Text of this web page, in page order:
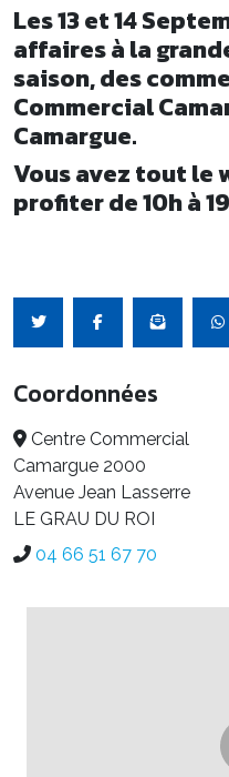
Les 13 et 14
affaires à la
saison, des
Commercial
Camargue.
Vous avez tout le
profiter de 10h à
Coordonnées
Centre Commercial
Camargue 2000
Avenue Jean Lasserre
LE GRAU DU ROI
04 66 51 67 70